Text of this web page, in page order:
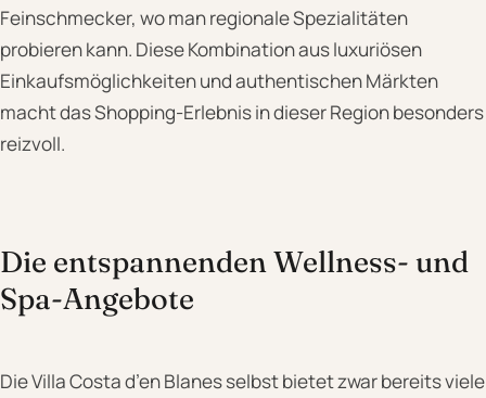
Feinschmecker, wo man regionale Spezialitäten
probieren kann. Diese Kombination aus luxuriösen
Einkaufsmöglichkeiten und authentischen Märkten
macht das Shopping-Erlebnis in dieser Region besonders
reizvoll.
Die entspannenden Wellness- und
Spa-Angebote
Die Villa Costa d’en Blanes selbst bietet zwar bereits viele